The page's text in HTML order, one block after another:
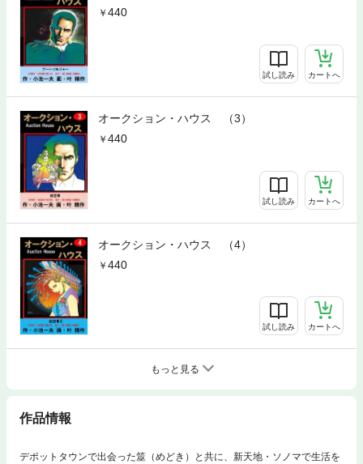
440
試し読み カートへ
オークション・ハウス （3）
440
試し読み カートへ
オークション・ハウス （4）
440
試し読み カートへ
もっと見る
作品情報
デポットタウンで出会った筮（めどき）と共に、新天地・ソノマで生活を